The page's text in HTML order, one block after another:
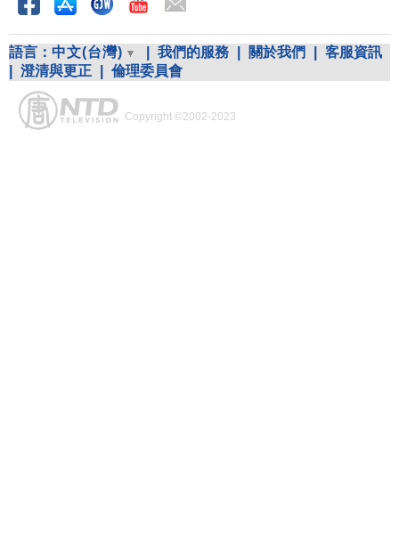
語言： 中文(台灣) 我們的服務 關於我們
客服資訊
澄清與更正 倫理委員會
Copyright ©2002-2023